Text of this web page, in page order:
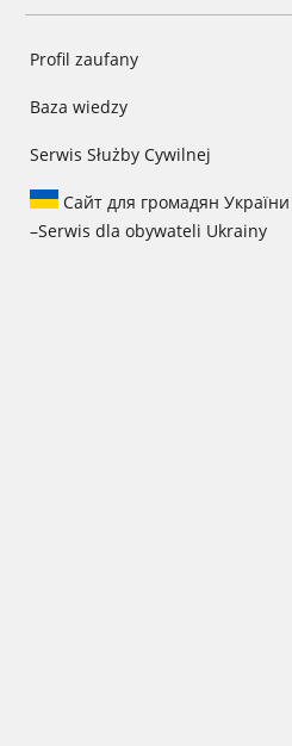
Profil zaufany
Baza wiedzy
Serwis Służby Cywilnej
Сайт для громадян України
–Serwis dla obywateli Ukrainy